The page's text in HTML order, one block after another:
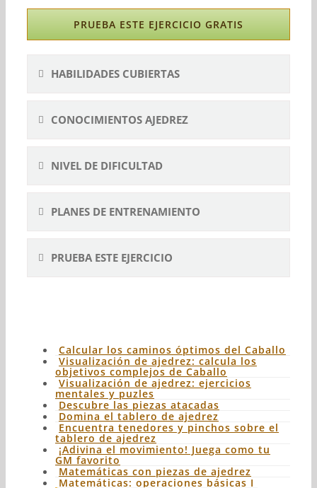
PRUEBA ESTE EJERCICIO GRATIS
HABILIDADES CUBIERTAS
CONOCIMIENTOS AJEDREZ
NIVEL DE DIFICULTAD
PLANES DE ENTRENAMIENTO
PRUEBA ESTE EJERCICIO
Calcular los caminos óptimos del Caballo
Visualización de ajedrez: calcula los
objetivos complejos de Caballo
Visualización de ajedrez: ejercicios
mentales y puzles
Descubre las piezas atacadas
Domina el tablero de ajedrez
Encuentra tenedores y pinchos sobre el
tablero de ajedrez
¡Adivina el movimiento! Juega como tu
GM favorito
Matemáticas con piezas de ajedrez
Matemáticas: operaciones básicas I